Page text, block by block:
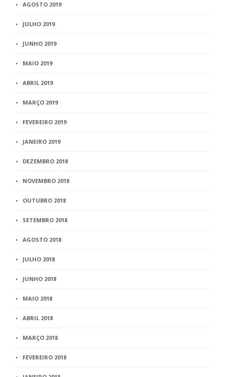
AGOSTO 2019
JULHO 2019
JUNHO 2019
MAIO 2019
ABRIL 2019
MARÇO 2019
FEVEREIRO 2019
JANEIRO 2019
DEZEMBRO 2018
NOVEMBRO 2018
OUTUBRO 2018
SETEMBRO 2018
AGOSTO 2018
JULHO 2018
JUNHO 2018
MAIO 2018
ABRIL 2018
MARÇO 2018
FEVEREIRO 2018